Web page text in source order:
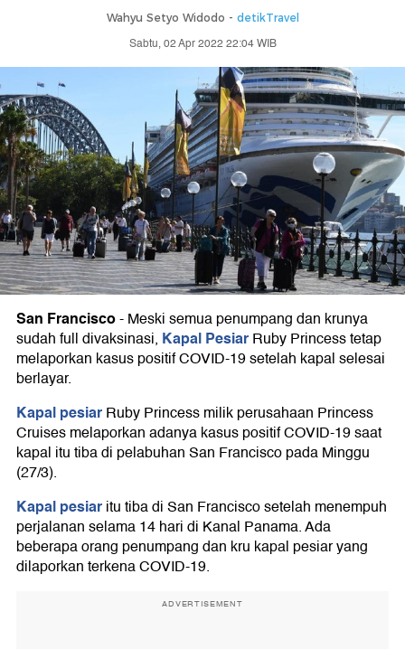
Wahyu Setyo Widodo - detikTravel
Sabtu, 02 Apr 2022 22:04 WIB
San Francisco-Meski semua penumpang dan krunya
sudah full divaksinasi, Kapal PesiarRuby Princess tetap
melaporkan kasus positif COVID-19 setelah kapal selesai
berlayar.
Kapal pesiarRuby Princess milik perusahaan Princess
Cruises melaporkan adanya kasus positif COVID-19 saat
kapal itu tiba di pelabuhan San Francisco pada Minggu
(27/3).
Kapal pesiaritu tiba di San Francisco setelah menempuh
perjalanan selama 14 hari di Kanal Panama. Ada
beberapa orang penumpang dan kru kapal pesiar yang
dilaporkan terkena COVID-19.
ADVERTISEMENT